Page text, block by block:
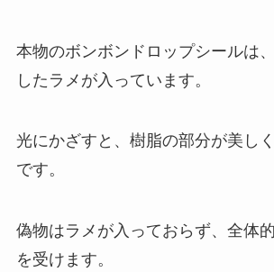
本物のボンボンドロップシールは
したラメが入っています。
光にかざすと、樹脂の部分が美し
です。
偽物はラメが入っておらず、全体
を受けます。